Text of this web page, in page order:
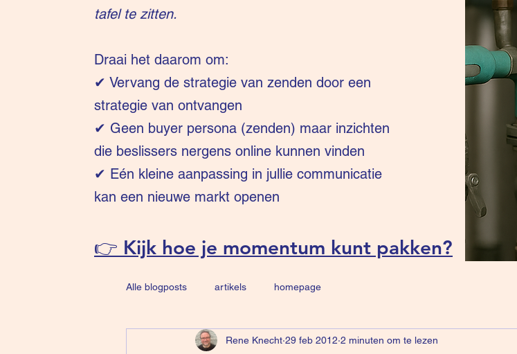
tafel te zitten.
Draai het daarom om:
✔ Vervang de strategie van zenden door een
strategie van ontvangen
✔ Geen buyer persona (zenden) maar inzichten
die beslissers nergens online kunnen vinden
✔ Eén kleine aanpassing in jullie communicatie
kan een nieuwe markt openen
👉 Kijk hoe je momentum kunt pakken?
Alle blogposts artikels homepage
Rene Knecht 29 feb 2012 2 minuten om te lezen